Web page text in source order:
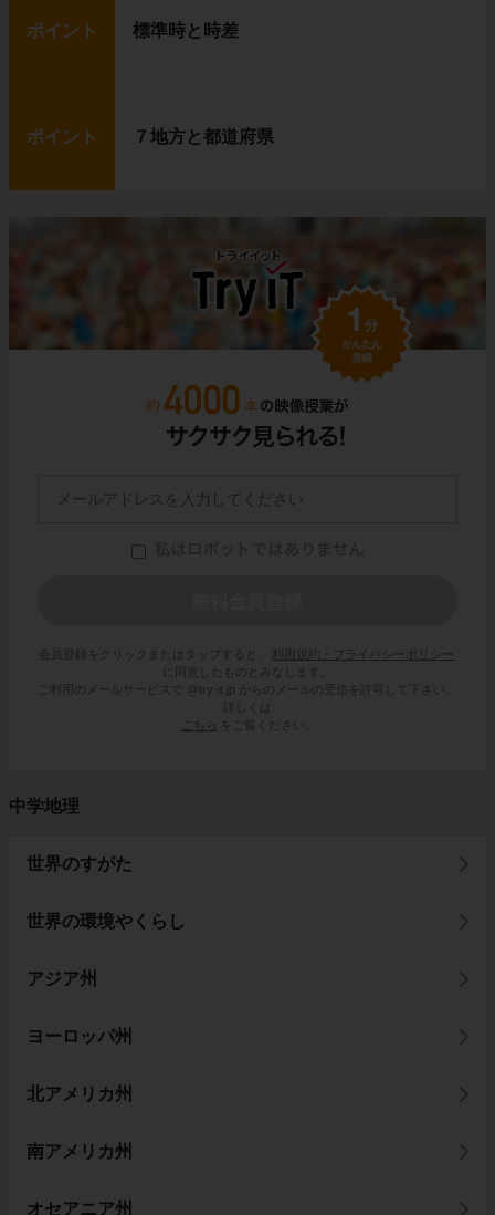
ポイント 標準時と時差
ポイント ７地方と都道府県
会員登録をクリックまたはタップすると、
利用規約・プライバシーポリシー
に同意したものとみなします。
ご利用のメールサービスで @try-it.jp からのメールの受信を許可して下さい。
詳しくは
こちら
をご覧ください。
中学地理
世界のすがた
世界の環境やくらし
アジア州
ヨーロッパ州
北アメリカ州
南アメリカ州
オセアニア州